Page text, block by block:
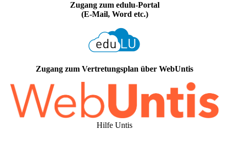
Zugang zum edulu-Portal
(E-Mail, Word etc.)
Zugang zum Vertretungsplan über WebUntis
Hilfe Untis